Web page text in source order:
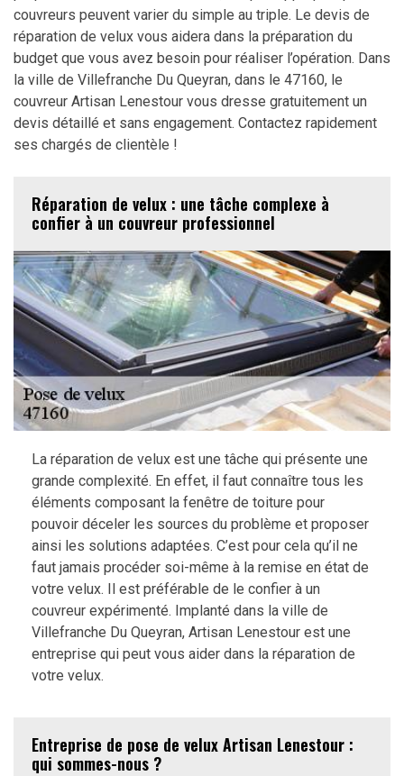
couvreurs peuvent varier du simple au triple. Le devis de
réparation de velux vous aidera dans la préparation du
budget que vous avez besoin pour réaliser l’opération. Dans
la ville de Villefranche Du Queyran, dans le 47160, le
couvreur Artisan Lenestour vous dresse gratuitement un
devis détaillé et sans engagement. Contactez rapidement
ses chargés de clientèle !
Réparation de velux : une tâche complexe à
confier à un couvreur professionnel
La réparation de velux est une tâche qui présente une
grande complexité. En effet, il faut connaître tous les
éléments composant la fenêtre de toiture pour
pouvoir déceler les sources du problème et proposer
ainsi les solutions adaptées. C’est pour cela qu’il ne
faut jamais procéder soi-même à la remise en état de
votre velux. Il est préférable de le confier à un
couvreur expérimenté. Implanté dans la ville de
Villefranche Du Queyran, Artisan Lenestour est une
entreprise qui peut vous aider dans la réparation de
votre velux.
Entreprise de pose de velux Artisan Lenestour :
qui sommes-nous ?